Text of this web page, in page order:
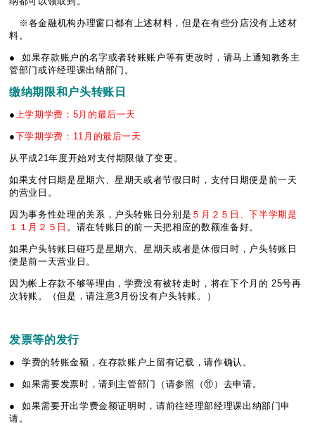
※各金融机构办理窗口都有上述材料，但是在有些分店没有上述材
料。
● 如果存款账户的名字或者转账账户等有更改时，请马上通知教务主
管部门或许经理课出纳部门。
缴纳期限和 户头转账 日
●上学期学费：5月的最后一天
●下学期学费：11月的最后一天
从平成21年度开始对支付期限做了变更。
如果支付日期是星期六、星期天或者节假日时，支付日期便是前一天
的营业日。
因为事务性处理的关系，户头转账日分别是 ５月２５日、下半学期是
１１月２５日 。请在转账日的前一天把相应的数额准备好。
如果户头转账日碰巧是星期六、星期天或者是休假日时，户头转账日
便是前一天营业日。
因为帐上存款不够等理由，学费没有被转走时，将在下个月的 25号再
次转账。（但是，请注意3月份没有户头转账。）
发票等的发行
● 学费的转账金额，在存款账户上留有记载，请作确认。
● 如果需要发票时，请到主管部门（请参照（⑪）去申请。
● 如果需要开出学费金额证明时，请前往经理部经理课出纳部门申
请。